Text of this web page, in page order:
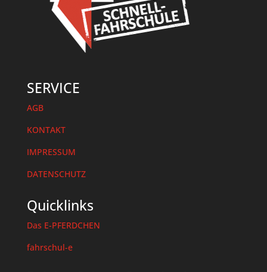
SERVICE
AGB
KONTAKT
IMPRESSUM
DATENSCHUTZ
Quicklinks
Das E-PFERDCHEN
fahrschul-e